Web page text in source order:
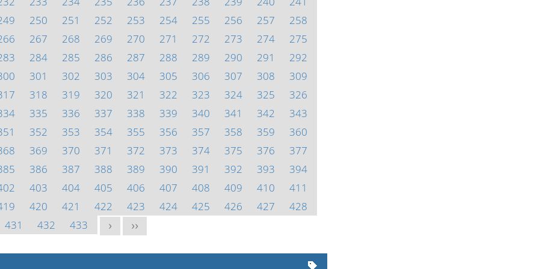
250 251 252 253 254 255 256 257
258
267 268 269 270 271 272 273 274
275
284 285 286 287 288 289 290 291
292
301 302 303 304 305 306 307 308
309
318 319 320 321 322 323 324 325
326
335 336 337 338 339 340 341 342
343
352 353 354 355 356 357 358 359
360
369 370 371 372 373 374 375 376
377
386 387 388 389 390 391 392 393
394
403 404 405 406 407 408 409 410
411
420 421 422 423 424 425 426 427
428
431
432 433 > >>